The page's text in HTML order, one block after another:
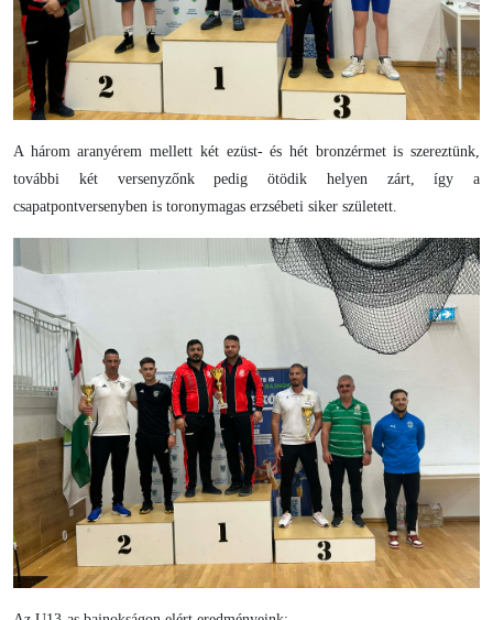
A három aranyérem mellett két ezüst- és hét bronzérmet is szereztünk,
további két versenyzőnk pedig ötödik helyen zárt, így a
csapatpontversenyben is toronymagas erzsébeti siker született.